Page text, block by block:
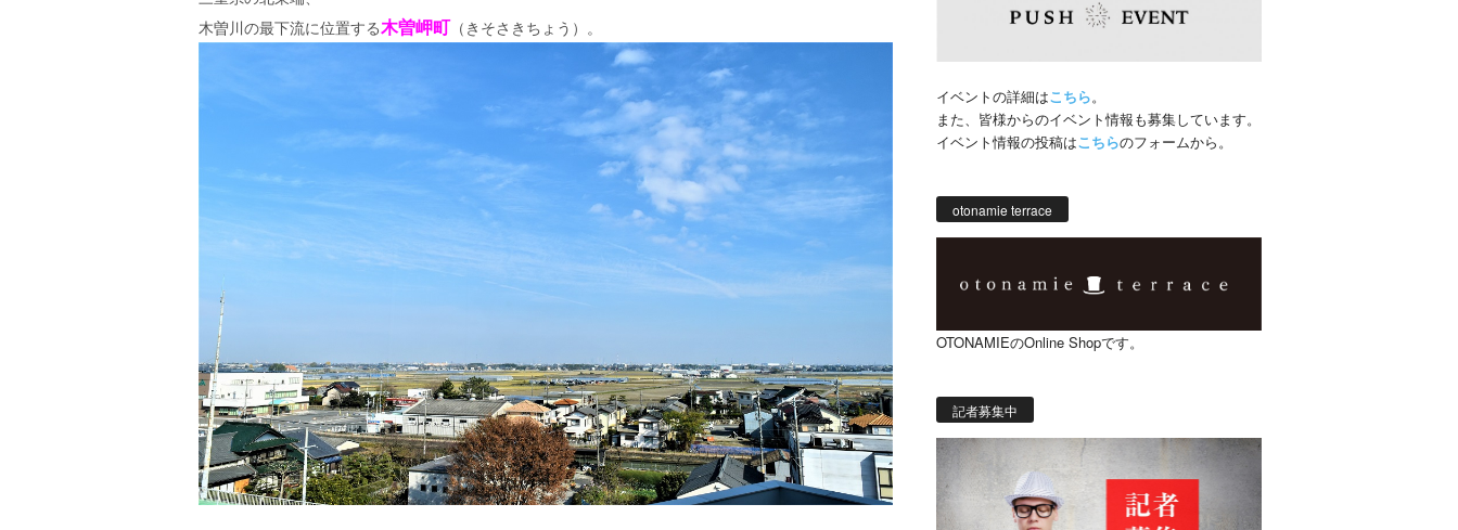
木曽川の最下流に位置する木曽岬町（きそさきちょう）。
イベントの詳細はこちら。
また、皆様からのイベント情報も募集しています。
イベント情報の投稿はこちらのフォームから。
otonamie terrace
OTONAMIEのOnline Shopです。
記者募集中